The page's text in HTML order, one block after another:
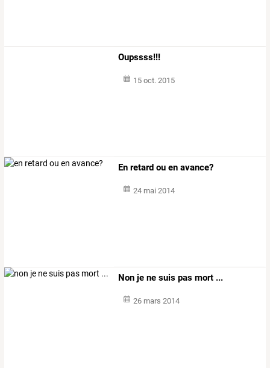
Oupssss!!!
15 oct. 2015
En retard ou en avance?
24 mai 2014
Non je ne suis pas mort ...
26 mars 2014